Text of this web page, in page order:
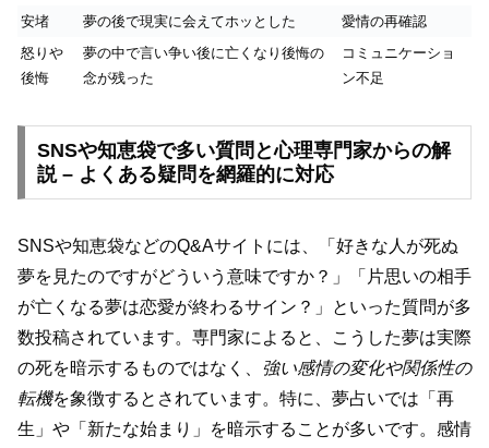
安堵 夢の後で現実に会えてホッとした
愛情の再確認
怒りや
後悔
夢の中で言い争い後に亡くなり後悔の
念が残った
コミュニケーショ
ン不足
SNSや知恵袋で多い質問と心理専門家からの解
説 – よくある疑問を網羅的に対応
SNSや知恵袋などのQ&Aサイトには、「好きな人が死ぬ
夢を見たのですがどういう意味ですか？」「片思いの相手
が亡くなる夢は恋愛が終わるサイン？」といった質問が多
数投稿されています。専門家によると、こうした夢は実際
の死を暗示するものではなく、 強い感情の変化や関係性の
転機を象徴するとされています。特に、夢占いでは「再
生」や「新たな始まり」を暗示することが多いです。感情